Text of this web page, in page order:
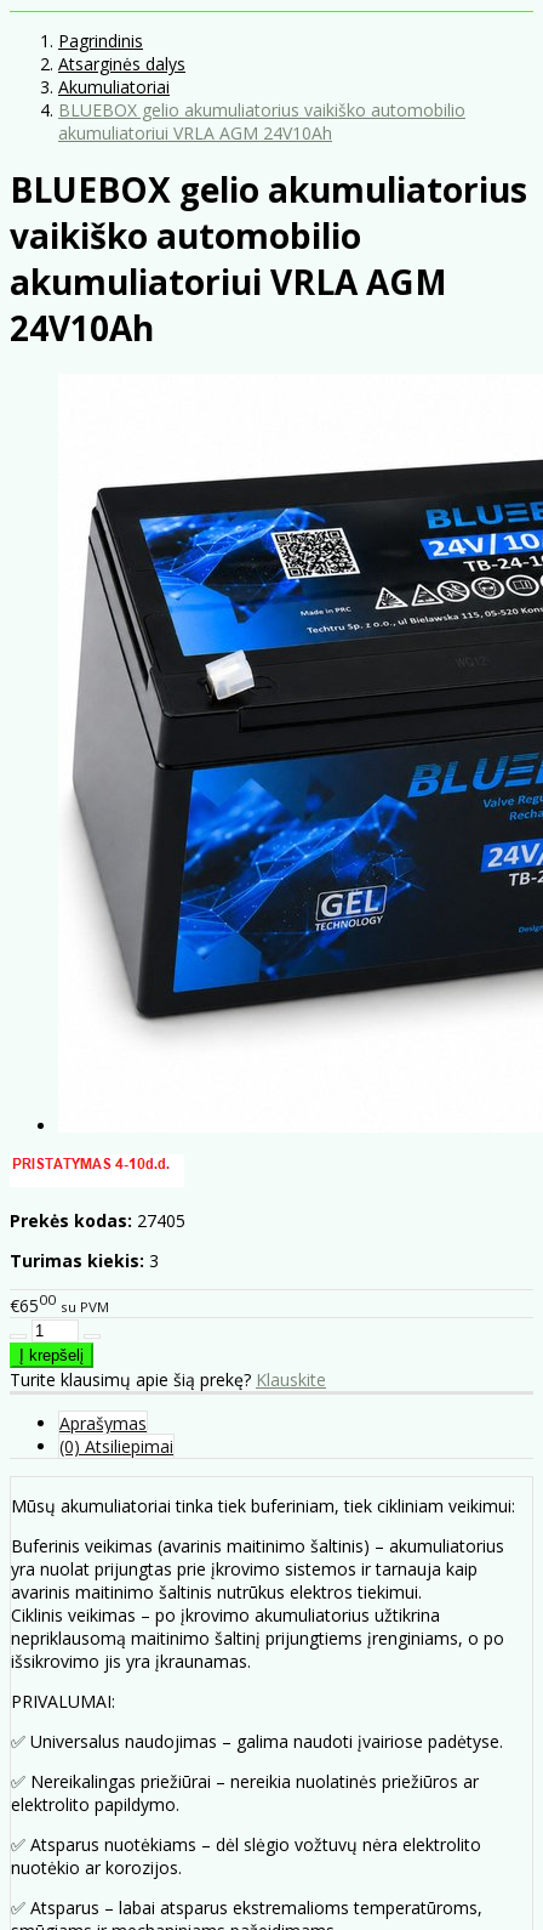
Pagrindinis
Atsarginės dalys
Akumuliatoriai
BLUEBOX gelio akumuliatorius vaikiško automobilio
akumuliatoriui VRLA AGM 24V10Ah
BLUEBOX gelio akumuliatorius
vaikiško automobilio
akumuliatoriui VRLA AGM
24V10Ah
Prekės kodas: 27405
Turimas kiekis: 3
€6500 su PVM
Turite klausimų apie šią prekę? Klauskite
Aprašymas
(0) Atsiliepimai
Mūsų akumuliatoriai tinka tiek buferiniam, tiek cikliniam veikimui:
Buferinis veikimas (avarinis maitinimo šaltinis) – akumuliatorius
yra nuolat prijungtas prie įkrovimo sistemos ir tarnauja kaip
avarinis maitinimo šaltinis nutrūkus elektros tiekimui.
Ciklinis veikimas – po įkrovimo akumuliatorius užtikrina
nepriklausomą maitinimo šaltinį prijungtiems įrenginiams, o po
išsikrovimo jis yra įkraunamas.
PRIVALUMAI:
✅ Universalus naudojimas – galima naudoti įvairiose padėtyse.
✅ Nereikalingas priežiūrai – nereikia nuolatinės priežiūros ar
elektrolito papildymo.
✅ Atsparus nuotėkiams – dėl slėgio vožtuvų nėra elektrolito
nuotėkio ar korozijos.
✅ Atsparus – labai atsparus ekstremalioms temperatūroms,